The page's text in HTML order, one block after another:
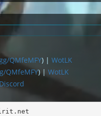
QMfeMFY) | WotLK
QMfeMFY) | WotLK